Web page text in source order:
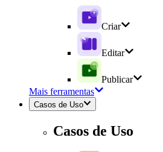
Criar
Editar
Publicar
Mais ferramentas
Casos de Uso
Casos de Uso